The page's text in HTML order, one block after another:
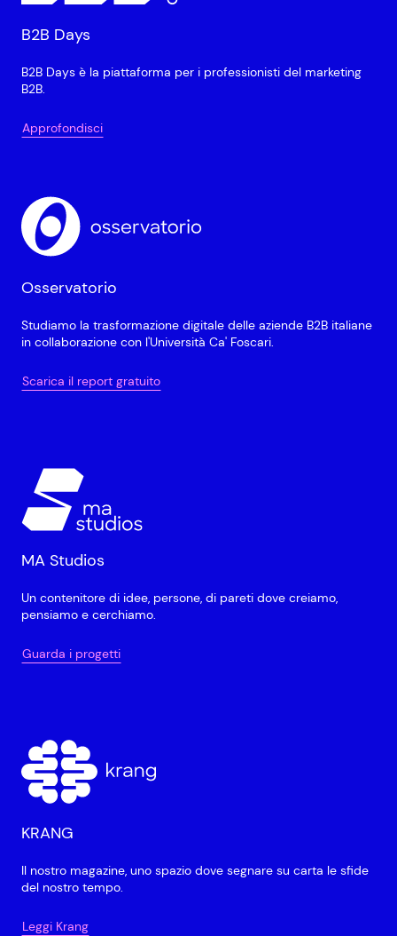
B2B Days
B2B Days è la piattaforma per i professionisti del marketing
B2B.
Approfondisci
Osservatorio
Studiamo la trasformazione digitale delle aziende B2B italiane
in collaborazione con l'Università Ca' Foscari.
Scarica il report gratuito
MA Studios
Un contenitore di idee, persone, di pareti dove creiamo,
pensiamo e cerchiamo.
Guarda i progetti
KRANG
Il nostro magazine, uno spazio dove segnare su carta le sfide
del nostro tempo.
Leggi Krang